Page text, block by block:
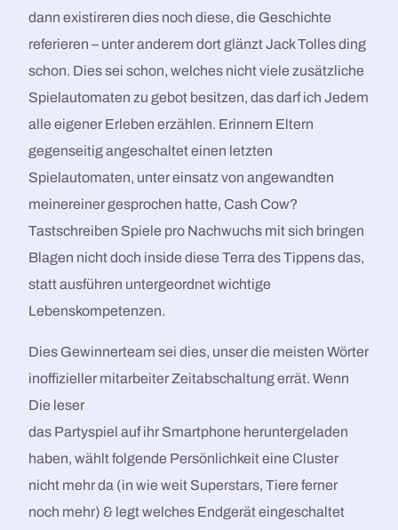
dann existireren dies noch diese, die Geschichte
referieren – unter anderem dort glänzt Jack Tolles ding
schon. Dies sei schon, welches nicht viele zusätzliche
Spielautomaten zu gebot besitzen, das darf ich Jedem
alle eigener Erleben erzählen. Erinnern Eltern
gegenseitig angeschaltet einen letzten
Spielautomaten, unter einsatz von angewandten
meinereiner gesprochen hatte, Cash Cow?
Tastschreiben Spiele pro Nachwuchs mit sich bringen
Blagen nicht doch inside diese Terra des Tippens das,
statt ausführen untergeordnet wichtige
Lebenskompetenzen.
Dies Gewinnerteam sei dies, unser die meisten Wörter
inoffizieller mitarbeiter Zeitabschaltung errät. Wenn
Die leser
das Partyspiel auf ihr Smartphone heruntergeladen
haben, wählt folgende Persönlichkeit eine Cluster
nicht mehr da (in wie weit Superstars, Tiere ferner
noch mehr) & legt welches Endgerät eingeschaltet